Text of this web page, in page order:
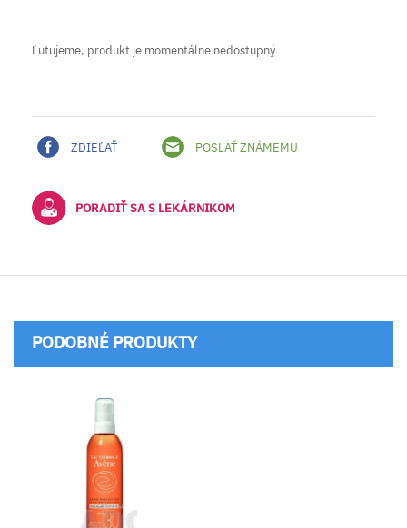
Ľutujeme, produkt je momentálne nedostupný
ZDIEĽAŤ POSLAŤ ZNÁMEMU
PORADIŤ SA S LEKÁRNIKOM
PODOBNÉ PRODUKTY